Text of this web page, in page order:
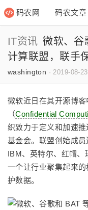
码农网 码农文章
IT资讯 微软、谷
计算联盟，联手
washington ·2019-08-
微软近日在其开源博客
（Confidential
织致力于定义和加速
基金会。联盟创始成员
IBM、英特尔、红帽、
一个让行业聚集起来
护数据。